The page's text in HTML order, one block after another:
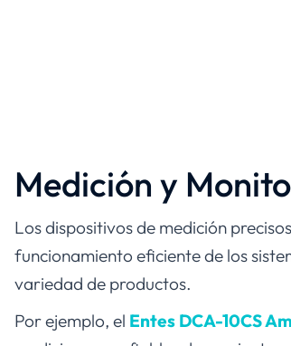
Medición y
Los dispositivos de medición
funcionamiento eficiente de los
variedad de productos.
Por ejemplo, el Entes DCA-10CS